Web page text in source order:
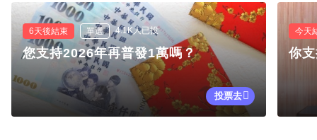
6天後結束 單選 4.1K人已投
您支持2026年再普發1萬嗎？
投票去
今天
你